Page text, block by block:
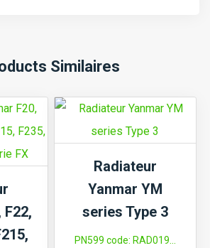
Similaires
F22,
Radiateur
Yanmar YM
series Type 3
PN599 code: RAD019...